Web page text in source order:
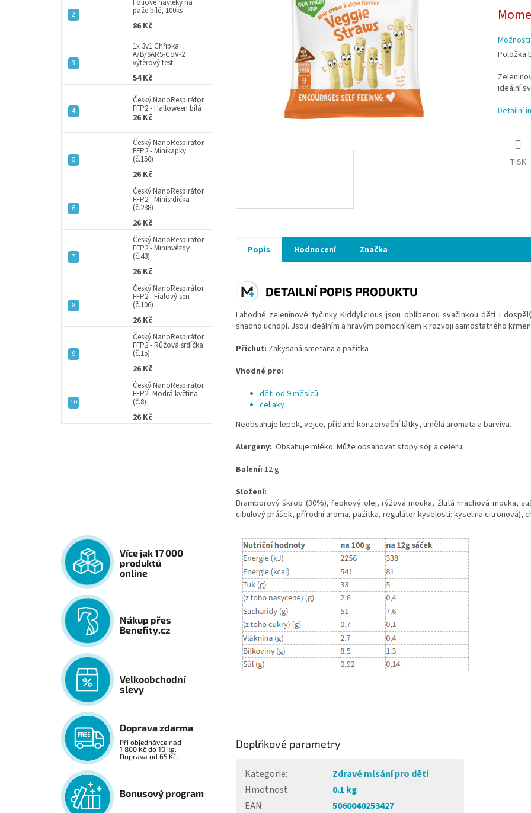
paže bílé, 100ks
86 Kč
1x 3v1 Chřipka
A/B/SARS-CoV-2
výtěrový test
54 Kč
Český NanoRespirátor
FFP2 - Halloween bílá
26 Kč
Český NanoRespirátor
FFP2 - Minikapky
(č.150)
26 Kč
Český NanoRespirátor
FFP2 - Minisrdíčka
(č.238)
26 Kč
Český NanoRespirátor
FFP2 - Minihvězdy
(č.43)
26 Kč
Český NanoRespirátor
FFP2 - Fialový sen
(č.106)
26 Kč
Český NanoRespirátor
FFP2 - Růžová srdíčka
(č.15)
26 Kč
Český NanoRespirátor
FFP2 -Modrá květina
(č.8)
26 Kč
Více jak 17 000
produktů
online
Nákup přes
Benefity.cz
Velkoobchodní
slevy
Doprava zdarma
Při objednávce nad
1 800 Kč do 10 kg.
Doprava od 65 Kč.
Bonusový program
Položka
ideální
Detailní
TISK
Popis Hodnocení Značka
DETAILNÍ POPIS PRODUKTU
Lahodné zeleninové tyčinky Kiddylicious jsou oblíbenou svačinkou dětí i
snadno uchopí. Jsou ideálním a hravým pomocníkem k rozvoji samostatného
Příchuť: Zakysaná smetana a pažitka
Vhodné pro:
děti od 9 měsíců
celiaky
Neobsahuje lepek, vejce, přidané konzervační látky, umělá aromata a barviva.
Alergeny: Obsahuje mléko. Může obsahovat stopy sóji a celeru.
Balení: 12 g
Složení:
Bramborový škrob (30%), řepkový olej, rýžová mouka, žlutá hrachová mouka,
cibulový prášek, přírodní aroma, pažitka, regulátor kyselosti: kyselina citronová),
Doplňkové parametry
Kategorie:
Zdravé mlsání pro děti
Hmotnost:
0.1 kg
EAN:
5060040253427